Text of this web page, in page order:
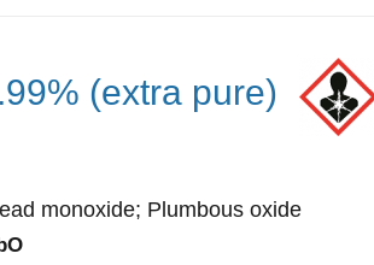
(extra pure)
monoxide; Plumbous oxide